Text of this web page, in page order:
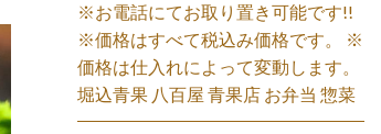
※お電話にてお取り置き可能です!!
※価格はすべて税込み価格です。 ※
価格は仕入れによって変動します。
堀込青果 八百屋 青果店 お弁当 惣菜